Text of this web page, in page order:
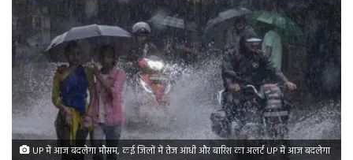
UP में आज बदलेगा मौसम, कई जिलों में तेज आंधी और बारिश का अलर्ट UP में आज बदलेगा